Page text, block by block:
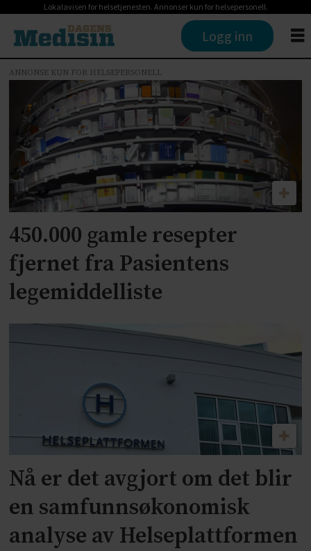
Lokalavisen for helsetjenesten. Annonser kun for helsepersonell.
Logg inn
Tag:
helseplattformen
ANNONSE KUN FOR HELSEPERSONELL
450.000 gamle resepter
fjernet fra Pasientens
legemiddelliste
Nå er det avgjort om det blir
en samfunnsøkonomisk
analyse av Helseplattformen